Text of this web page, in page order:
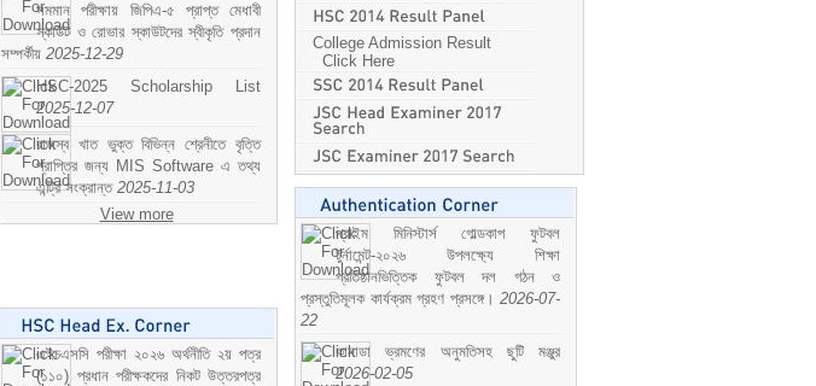
সমমান পরীক্ষায় জিপিএ-৫ প্রাপ্ত মেধাবী
স্কাউট ও রোভার স্কাউটদের স্বীকৃতি প্রদান
সম্পর্কীয় 2025-12-29
HSC-2025 Scholarship List
2025-12-07
রাজস্ব খাত ভুক্ত বিভিন্ন শ্রেনীতে বৃত্তি
প্রাপ্তির জন্য MIS Software এ তথ্য
এন্ট্রি সংক্রান্ত 2025-11-03
View more
এইচএসসি পরীক্ষা ২০২৬ অর্থনীতি ২য় পত্র
(১১০) প্রধান পরীক্ষকদের নিকট উত্তরপত্র
College Admission Result
Click Here
প্রাইম মিনিস্টার্স গোল্ডকাপ ফুটবল
টুর্নামেন্ট-২০২৬ উপলক্ষ্যে শিক্ষা
প্রতিষ্ঠানভিত্তিক ফুটবল দল গঠন ও
প্রস্তুতিমূলক কার্যক্রম গ্রহণ প্রসঙ্গে। 2026-07-
22
কানাডা ভ্রমণের অনুমতিসহ ছুটি মঞ্জুর
2026-02-05